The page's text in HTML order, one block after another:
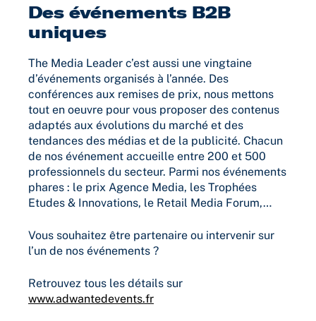
Des événements B2B
uniques
The Media Leader c’est aussi une vingtaine
d’événements organisés à l’année. Des
conférences aux remises de prix, nous mettons
tout en oeuvre pour vous proposer des contenus
adaptés aux évolutions du marché et des
tendances des médias et de la publicité. Chacun
de nos événement accueille entre 200 et 500
professionnels du secteur. Parmi nos événements
phares : le prix Agence Media, les Trophées
Etudes & Innovations, le Retail Media Forum,…
Vous souhaitez être partenaire ou intervenir sur
l’un de nos événements ?
Retrouvez tous les détails sur
www.adwantedevents.fr